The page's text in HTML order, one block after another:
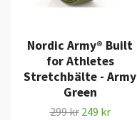
Nordic Army® Built
for Athletes
Stretchbälte - Army
Green
299 kr 249 kr